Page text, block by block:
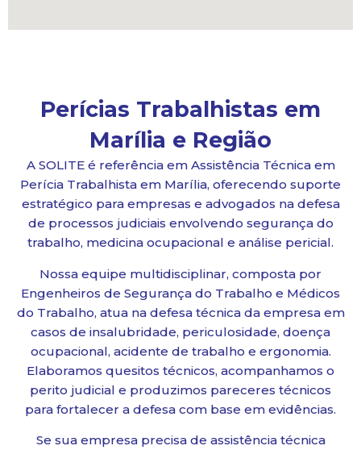
Perícias Trabalhistas em
Marília e Região
A SOLITE é referência em Assistência Técnica em
Perícia Trabalhista em Marília, oferecendo suporte
estratégico para empresas e advogados na defesa
de processos judiciais envolvendo segurança do
trabalho, medicina ocupacional e análise pericial.
Nossa equipe multidisciplinar, composta por
Engenheiros de Segurança do Trabalho e Médicos
do Trabalho, atua na defesa técnica da empresa em
casos de insalubridade, periculosidade, doença
ocupacional, acidente de trabalho e ergonomia.
Elaboramos quesitos técnicos, acompanhamos o
perito judicial e produzimos pareceres técnicos
para fortalecer a defesa com base em evidências.
Se sua empresa precisa de assistência técnica